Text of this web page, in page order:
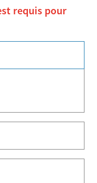
requis pour